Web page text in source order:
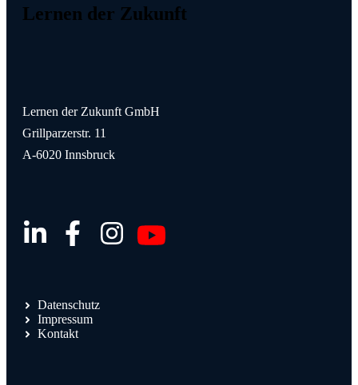
Lernen der Zukunft
Lernen der Zukunft GmbH
Grillparzerstr. 11
A-6020 Innsbruck
Datenschutz
Impressum
Kontakt